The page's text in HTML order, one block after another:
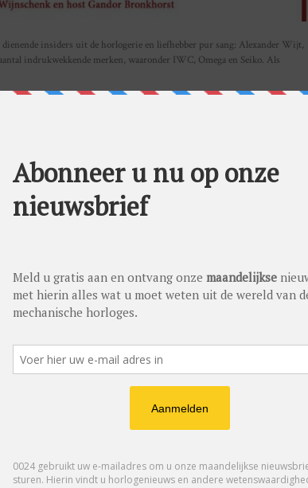
dienende insiders uit de horlogerie en liefhebber pur sang: Alexander Wijt,
indrukwekkende merken, waaronder IWC, Omega en Seiko. Als
PRIJS VOOR
HOURLUX